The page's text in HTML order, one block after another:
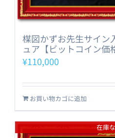
楳図かずお先生サイン
ュア【ビットコイン価
¥110,000
お買い物カゴに追加
在庫